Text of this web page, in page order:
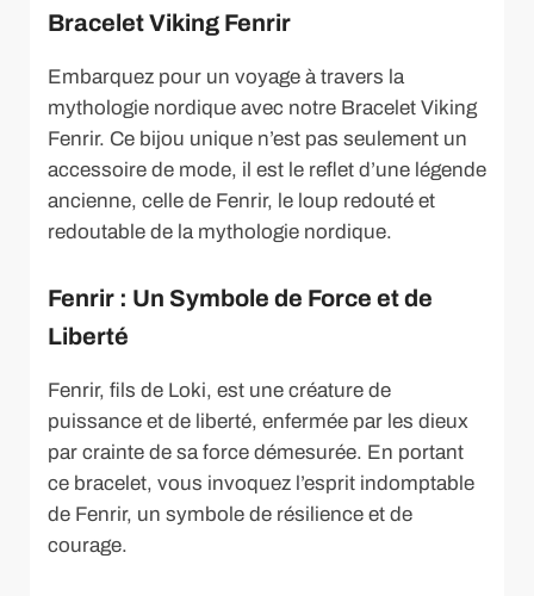
Bracelet Viking Fenrir
Embarquez pour un voyage à travers la
mythologie nordique avec notre Bracelet Viking
Fenrir. Ce bijou unique n’est pas seulement un
accessoire de mode, il est le reflet d’une légende
ancienne, celle de Fenrir, le loup redouté et
redoutable de la mythologie nordique.
Fenrir : Un Symbole de Force et de
Liberté
Fenrir, fils de Loki, est une créature de
puissance et de liberté, enfermée par les dieux
par crainte de sa force démesurée. En portant
ce bracelet, vous invoquez l’esprit indomptable
de Fenrir, un symbole de résilience et de
courage.